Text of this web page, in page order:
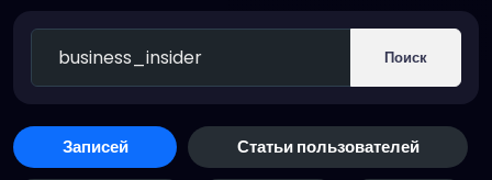
Поиск
Записей Статьи пользователей